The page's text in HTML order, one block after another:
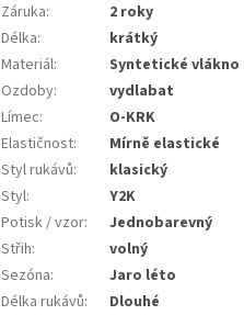
Záruka:
2 roky
Délka:
krátký
Materiál:
Syntetické vlákno
Ozdoby:
vydlabat
Límec:
O-KRK
Elastičnost:
Mírně elastické
Styl rukávů:
klasický
Styl:
Y2K
Potisk / vzor:
Jednobarevný
Střih:
volný
Sezóna:
Jaro léto
Délka rukávů:
Dlouhé